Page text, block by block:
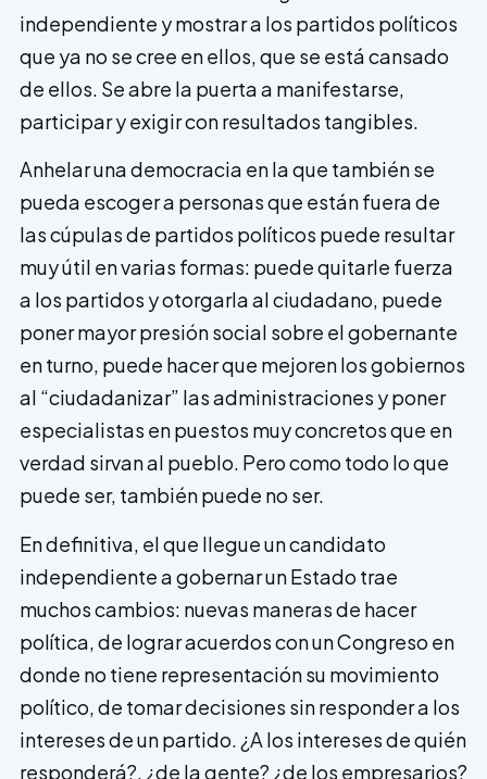
independiente y mostrar a los partidos políticos
que ya no se cree en ellos, que se está cansado
de ellos. Se abre la puerta a manifestarse,
participar y exigir con resultados tangibles.
Anhelar una democracia en la que también se
pueda escoger a personas que están fuera de
las cúpulas de partidos políticos puede resultar
muy útil en varias formas: puede quitarle fuerza
a los partidos y otorgarla al ciudadano, puede
poner mayor presión social sobre el gobernante
en turno, puede hacer que mejoren los gobiernos
al “ciudadanizar” las administraciones y poner
especialistas en puestos muy concretos que en
verdad sirvan al pueblo. Pero como todo lo que
puede ser, también puede no ser.
En definitiva, el que llegue un candidato
independiente a gobernar un Estado trae
muchos cambios: nuevas maneras de hacer
política, de lograr acuerdos con un Congreso en
donde no tiene represen­tación su movimiento
político, de tomar decisiones sin responder a los
intereses de un partido. ¿A los intereses de quién
res­ponderá?, ¿de la gente? ¿de los empresarios?